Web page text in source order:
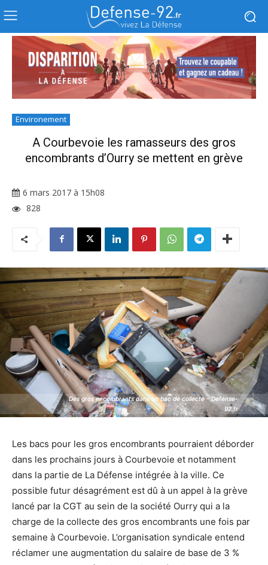
Environement
A Courbevoie les ramasseurs des gros
encombrants d’Ourry se mettent en grève
6 mars 2017 à 15h08
828
Des gros encombrants dans un bac de collecte - Defense-
92.fr
Des gros encombrants dans un bac de collecte - Defense-
92.fr
Les bacs pour les gros encombrants pourraient déborder
dans les prochains jours à Courbevoie et notamment
dans la partie de La Défense intégrée à la ville. Ce
possible futur désagrément est dû à un appel à la grève
lancé par la CGT au sein de la société Ourry qui a la
charge de la collecte des gros encombrants une fois par
semaine à Courbevoie. L’organisation syndicale entend
réclamer une augmentation du salaire de base de 3 %